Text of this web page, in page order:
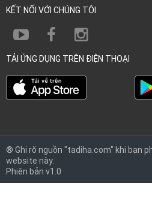
KẾT NỐI VỚI CHÚNG TÔI
TẢI ỨNG DỤNG TRÊN ĐIỆN THOẠI
® Ghi rõ nguồn "tadiha.com" khi bạn
website này.
Phiên bản v1.0